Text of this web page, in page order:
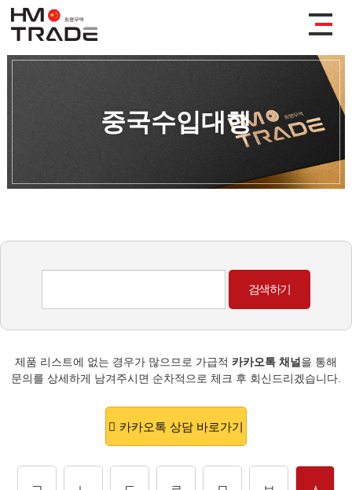
중국수입대행
제품 리스트에 없는 경우가 많으므로 가급적 카카오톡 채널 을 통해
문의를 상세하게 남겨주시면 순차적으로 체크 후 회신드리겠습니다.
카카오톡 상담 바로가기